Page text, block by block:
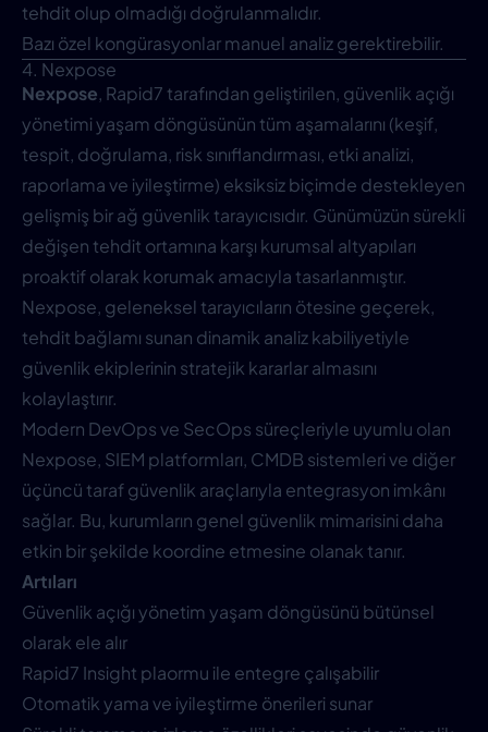
tehdit olup olmadığı doğrulanmalıdır.
Bazı özel kongürasyonlar manuel analiz gerektirebilir.
4. Nexpose
Nexpose, Rapid7 tarafından geliştirilen, güvenlik açığı
yönetimi yaşam döngüsünün tüm aşamalarını (keşif,
tespit, doğrulama, risk sınıflandırması, etki analizi,
raporlama ve iyileştirme) eksiksiz biçimde destekleyen
gelişmiş bir ağ güvenlik tarayıcısıdır. Günümüzün sürekli
değişen tehdit ortamına karşı kurumsal altyapıları
proaktif olarak korumak amacıyla tasarlanmıştır.
Nexpose, geleneksel tarayıcıların ötesine geçerek,
tehdit bağlamı sunan dinamik analiz kabiliyetiyle
güvenlik ekiplerinin stratejik kararlar almasını
kolaylaştırır.
Modern DevOps ve SecOps süreçleriyle uyumlu olan
Nexpose, SIEM platformları, CMDB sistemleri ve diğer
üçüncü taraf güvenlik araçlarıyla entegrasyon imkânı
sağlar. Bu, kurumların genel güvenlik mimarisini daha
etkin bir şekilde koordine etmesine olanak tanır.
Artıları
Güvenlik açığı yönetim yaşam döngüsünü bütünsel
olarak ele alır
Rapid7 Insight plaormu ile entegre çalışabilir
Otomatik yama ve iyileştirme önerileri sunar